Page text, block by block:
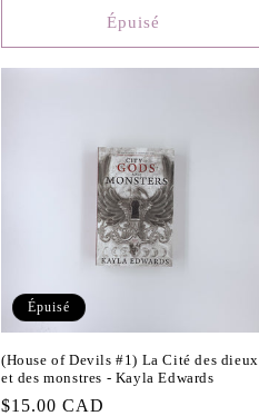
Épuisé
Épuisé
(House of Devils #1) La Cité des dieux
et des monstres - Kayla Edwards
Prix
$15.00 CAD